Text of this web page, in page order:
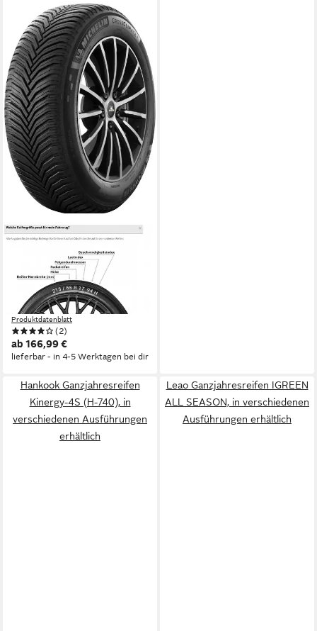
MICHELIN
Ganzjahresreifen
CROSSCLIMATE 2 XL
Kraftstoffeffizienz
Produktdatenblatt
Nasshaftung
Produktdatenblatt
(2)
ab 166,99 €
lieferbar - in 4-5 Werktagen bei dir
Hankook Ganzjahresreifen
Kinergy-4S (H-740), in
verschiedenen Ausführungen
erhältlich
Leao Ganzjahresreifen IGREEN
ALL SEASON, in verschiedenen
Ausführungen erhältlich